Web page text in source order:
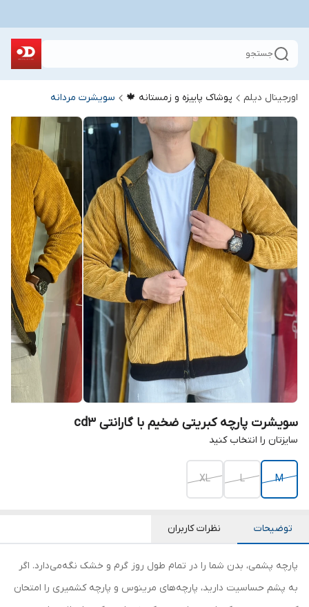
جستجو
اورجینال دیلم پوشاک پاییزه و زمستانه 🍁 سویشرت مردانه
سویشرت پارچه کبریتی ضخیم با گارانتی cd3
سایزتان را انتخاب کنید
M
L
XL
توضیحات نظرات کاربران
پارچه پشمی، بدن شما را در تمام طول روز گرم و خشک نگه‌می‌دارد. اگر
به پشم حساسیت دارید، پارچه‌های مرینوس و پارچه کشمیری را امتحان